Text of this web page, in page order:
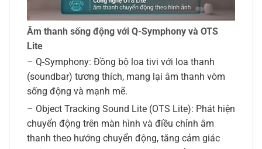
Âm thanh sống động với Q-Symphony và OTS
Lite
– Q-Symphony: Đồng bộ loa tivi với loa thanh
(soundbar) tương thích, mang lại âm thanh vòm
sống động và mạnh mẽ.
– Object Tracking Sound Lite (OTS Lite): Phát hiện
chuyển động trên màn hình và điều chỉnh âm
thanh theo hướng chuyển động, tăng cảm giác